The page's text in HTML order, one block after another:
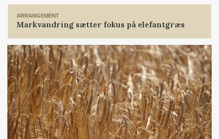
ARRANGEMENT
Markvandring sætter fokus på elefantgræs